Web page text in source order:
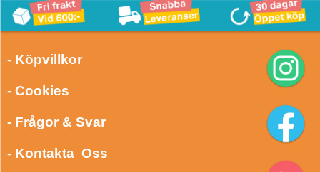
- Köpvillkor
- Cookies
- Frågor & Svar
- Kontakta Oss